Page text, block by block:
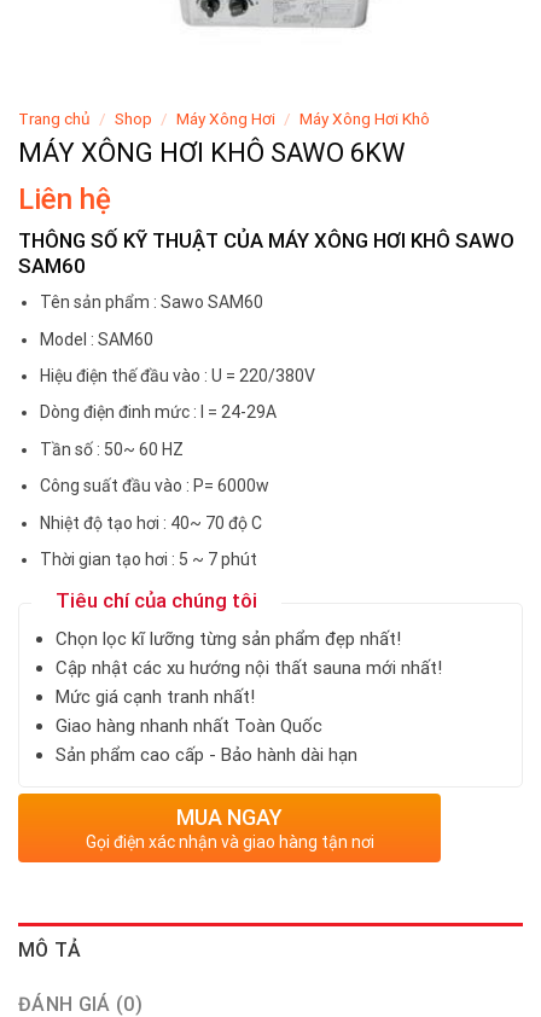
Trang chủ / Shop / Máy Xông Hơi / Máy Xông Hơi Khô
MÁY XÔNG HƠI KHÔ SAWO 6KW
Liên hệ
THÔNG SỐ KỸ THUẬT CỦA MÁY XÔNG HƠI KHÔ SAWO
SAM60
Tên sản phẩm : Sawo SAM60
Model : SAM60
Hiệu điện thế đầu vào : U = 220/380V
Dòng điện đinh mức : I = 24-29A
Tần số : 50~ 60 HZ
Công suất đầu vào : P= 6000w
Nhiệt độ tạo hơi : 40~ 70 độ C
Thời gian tạo hơi : 5 ~ 7 phút
Tiêu chí của chúng tôi
Chọn lọc kĩ lưỡng từng sản phẩm đẹp nhất!
Cập nhật các xu hướng nội thất sauna mới nhất!
Mức giá cạnh tranh nhất!
Giao hàng nhanh nhất Toàn Quốc
Sản phẩm cao cấp - Bảo hành dài hạn
MUA NGAY
Gọi điện xác nhận và giao hàng tận nơi
MÔ TẢ
ĐÁNH GIÁ (0)